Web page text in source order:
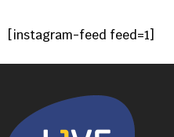
[instagram-feed feed=1]